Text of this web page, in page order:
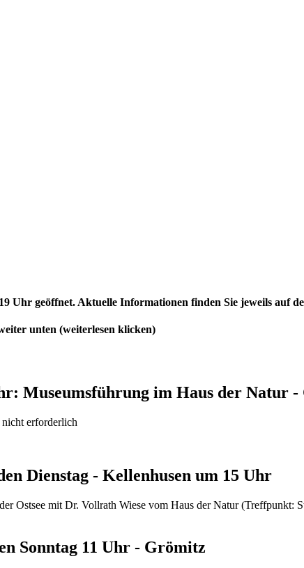
Uhr geöffnet. Aktuelle Informationen finden Sie jeweils auf
unten (weiterlesen klicken)
Museumsführung im Haus der Natur -
erforderlich
Dienstag - Kellenhusen um 15 Uhr
Ostsee mit Dr. Vollrath Wiese vom Haus der Natur (Treffpunkt:
Sonntag 11 Uhr - Grömitz